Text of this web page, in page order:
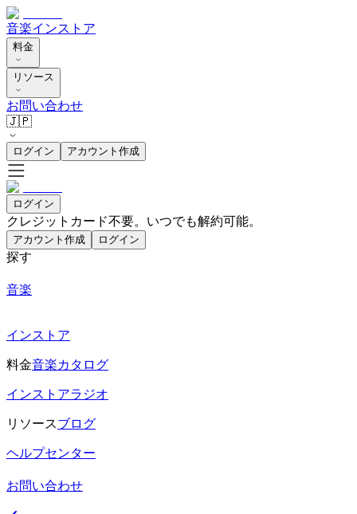
音楽インストア
料金
リソース
お問い合わせ
🇯🇵
ログイン アカウント作成
ログイン
クレジットカード不要。いつでも解約可能。
アカウント作成 ログイン
探す
音楽
インストア
料金音楽カタログ
インストアラジオ
リソースブログ
ヘルプセンター
お問い合わせ